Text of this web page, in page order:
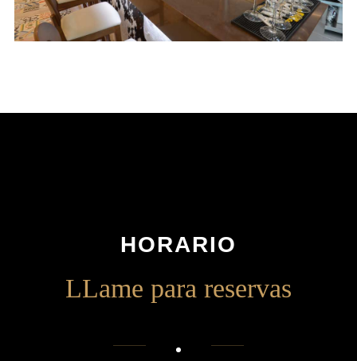
HORARIO
LLame para reservas